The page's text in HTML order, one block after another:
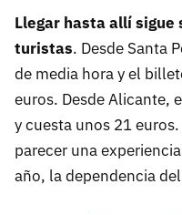
Llegar hasta allí sigue
turistas. Desde Santa
de media hora y el
euros. Desde Alicante,
y cuesta unos 21
parecer una
año, la dependencia